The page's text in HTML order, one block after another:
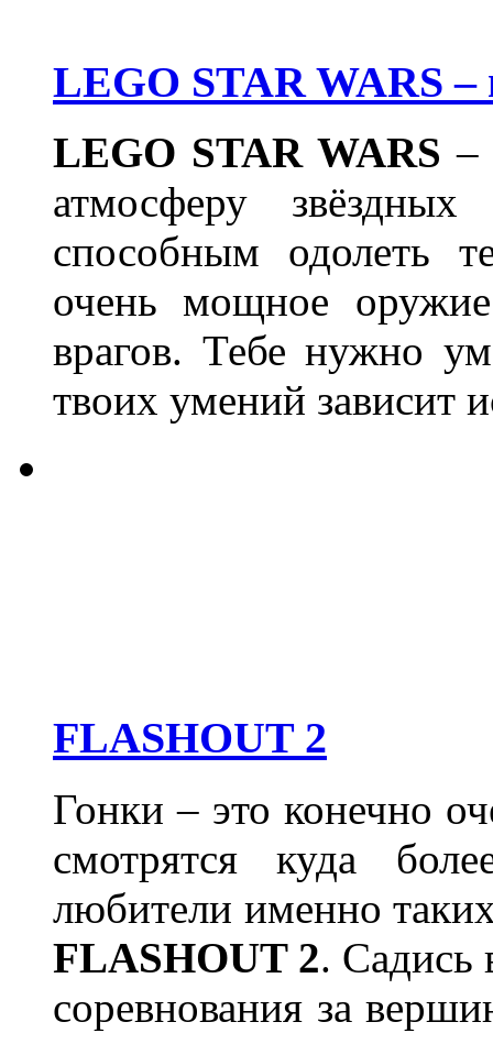
LEGO STAR WARS –
LEGO STAR WARS –
атмосферу
способным одолеть
очень мощное
врагов. Тебе нужно
твоих умений зависит
FLASHOUT 2
Гонки – это конечно
смотрятся куда
любители именно
FLASHOUT 2. Садись
соревнования за